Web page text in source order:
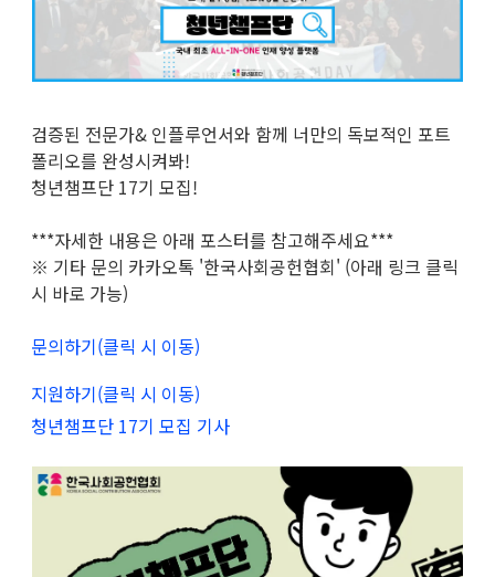
검증된 전문가& 인플루언서와 함께 너만의 독보적인 포트
폴리오를 완성시켜봐!
청년챔프단 17기 모집!
***자세한 내용은 아래 포스터를 참고해주세요***
※ 기타 문의 카카오톡 '한국사회공헌협회' (아래 링크 클릭
시 바로 가능)
문의하기(클릭 시 이동)
지원하기(클릭 시 이동)
청년챔프단 17기 모집 기사